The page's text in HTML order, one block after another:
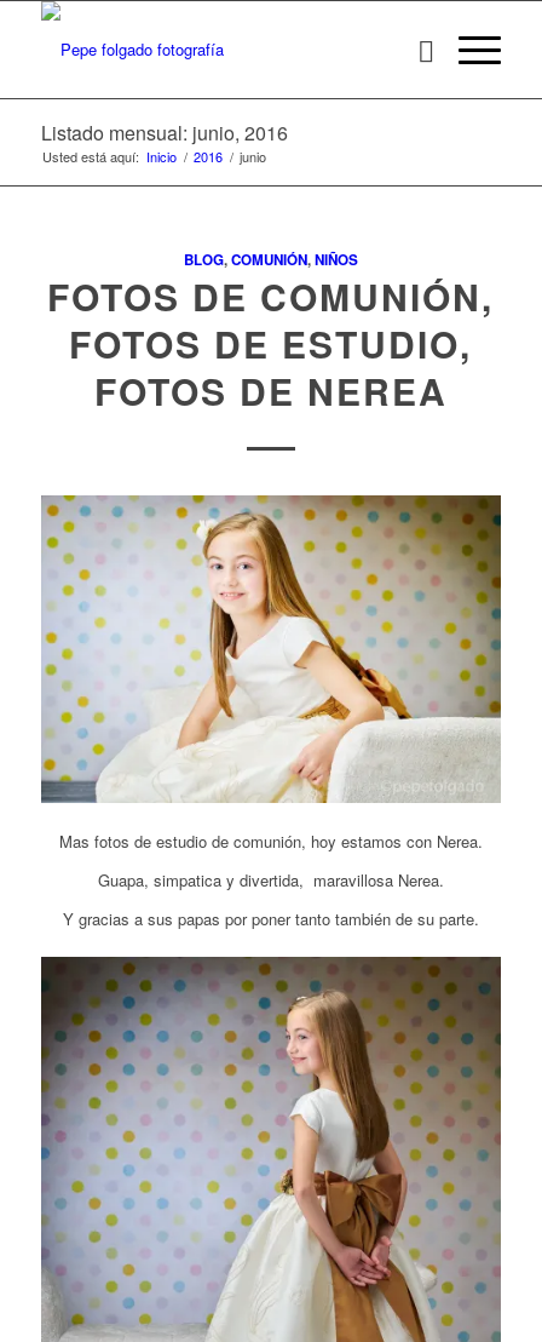
Listado mensual: junio, 2016
Usted está aquí: Inicio / 2016 / junio
BLOG,COMUNIÓN,NIÑOS
FOTOS DE COMUNIÓN,
FOTOS DE ESTUDIO,
FOTOS DE NEREA
Mas fotos de estudio de comunión, hoy estamos con Nerea.
Guapa, simpatica y divertida, maravillosa Nerea.
Y gracias a sus papas por poner tanto también de su parte.